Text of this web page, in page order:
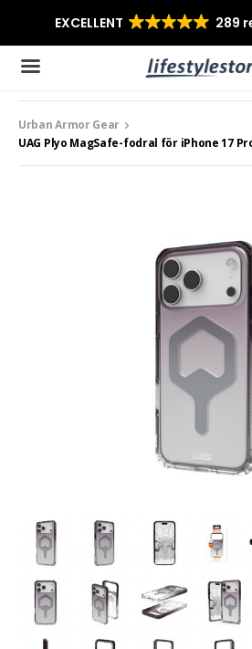
Produkten har blivit tillagd i
Urban Armor Gear
UAG Plyo MagSafe-fodral för iPhone 17